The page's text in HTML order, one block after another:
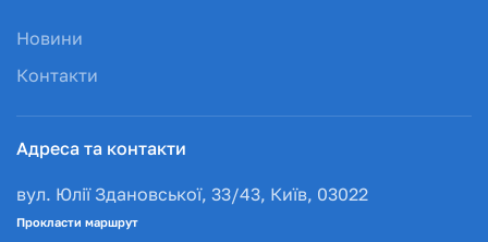
Новини
Контакти
Адреса та контакти
вул. Юлії Здановської, 33/43, Київ, 03022
Прокласти маршрут